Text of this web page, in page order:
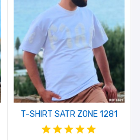
T-SHIRT SATR ZONE 1281